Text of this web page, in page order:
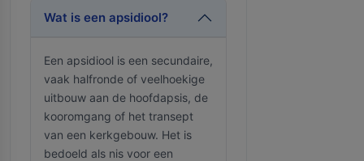
Wat is een apsidiool?
Een apsidiool is een secundaire,
vaak halfronde of veelhoekige
uitbouw aan de hoofdapsis, de
kooromgang of het transept
van een kerkgebouw. Het is
bedoeld als nis voor een